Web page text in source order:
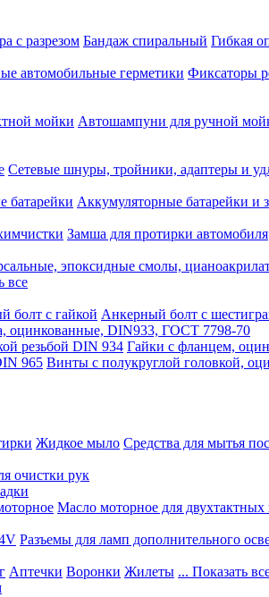
с разрезом Бандаж спиральный Гибкая
автомобильные герметики Фиксаторы
мойки Автошампуни для ручной
Сетевые шнуры, тройники, адаптеры и
батарейки Аккумуляторные батарейки и
Замша для протирки автомобиля
эпоксидные смолы,
все
болт с гайкой Анкерный болт с
оцинкованные, DIN933, ГОСТ 7798-70
резьбой DIN 934 Гайки с фланцем,
965 Винты с полукруглой головкой,
Жидкое мыло Средства для мытья
очистки рук
Масло моторное для двухтактных
Разъемы для ламп дополнительного
Аптечки Воронки Жилеты ... Показать